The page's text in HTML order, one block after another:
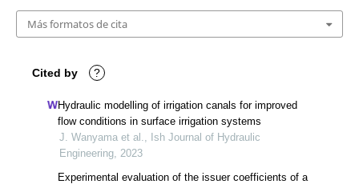
Más formatos de cita
Cited by ?
Hydraulic modelling of irrigation canals for improved
flow conditions in surface irrigation systems
J. Wanyama et al., Ish Journal of Hydraulic
Engineering, 2023
Experimental evaluation of the issuer coefficients of a